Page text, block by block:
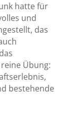
hatte für
und
das
Übung:
bestehende